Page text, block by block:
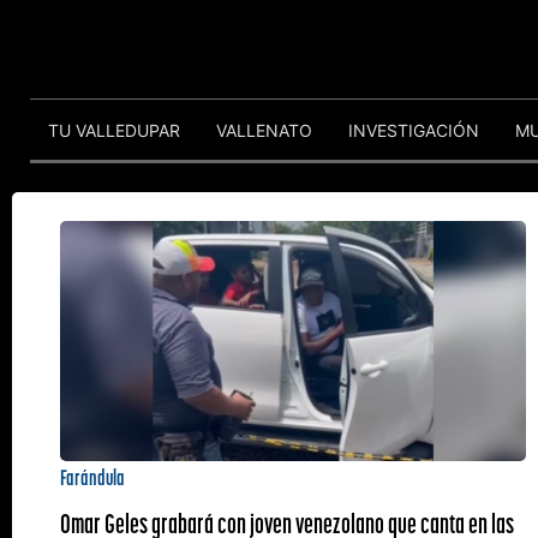
TU VALLEDUPAR VALLENATO INVESTIGACIÓN
Farándula
Omar Geles grabará con joven venezolano que canta en las